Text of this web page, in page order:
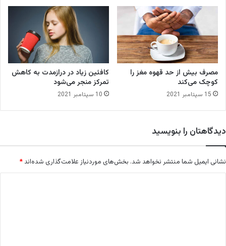
ا
گ
ر
ا
ی
ش
ز
ی
پ
ز
ک
ر
ن
ا
مصرف بیش از حد قهوه مغز را
کوچک می‌کند
15 سپتامبر 2021
کافئین زیاد در درازمدت به کاهش
تمرکز منجر می‌شود
10 سپتامبر 2021
دیدگاهتان را بنویسید
نشانی ایمیل شما منتشر نخواهد شد. بخش‌های موردنیاز علامت‌گذاری شده‌اند *